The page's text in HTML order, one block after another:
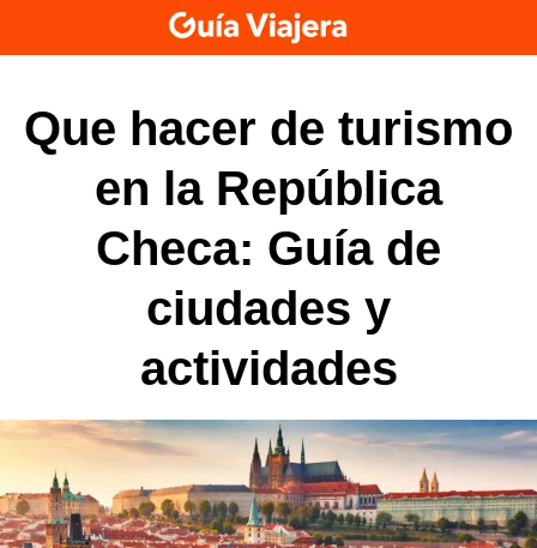
to
content
Que hacer de turismo
en la República
Checa: Guía de
ciudades y
actividades